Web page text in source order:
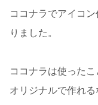
ココナラでアイコ
りました。
ココナラは使ったこ
オリジナルで作れる